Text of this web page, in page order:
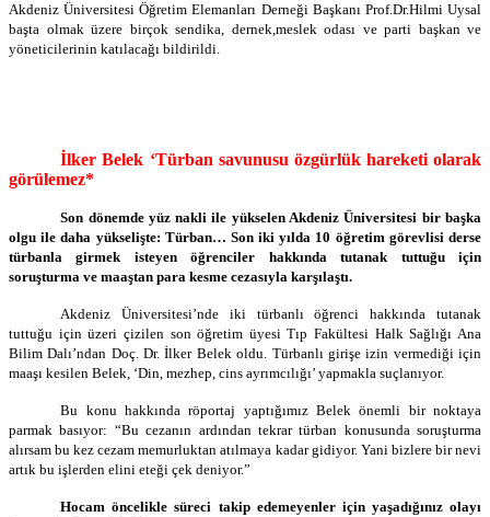
Akdeniz Üniversitesi Öğretim Elemanları Derneği Başkanı Prof.Dr.Hilmi Uysal
başta olmak üzere birçok sendika, dernek,meslek odası ve parti başkan ve
yöneticilerinin katılacağı bildirildi.
İlker Belek ‘Türban savunusu özgürlük hareketi olarak
görülemez*
Son dönemde yüz nakli ile yükselen Akdeniz Üniversitesi bir başka
olgu ile daha yükselişte: Türban… Son iki yılda 10 öğretim görevlisi derse
türbanla girmek isteyen öğrenciler hakkında tutanak tuttuğu için
soruşturma ve maaştan para kesme cezasıyla karşılaştı.
Akdeniz Üniversitesi’nde iki türbanlı öğrenci hakkında tutanak
tuttuğu için üzeri çizilen son öğretim üyesi Tıp Fakültesi Halk Sağlığı Ana
Bilim Dalı’ndan Doç. Dr. İlker Belek oldu. Türbanlı girişe izin vermediği için
maaşı kesilen Belek, ‘Din, mezhep, cins ayrımcılığı’ yapmakla suçlanıyor.
Bu konu hakkında röportaj yaptığımız Belek önemli bir noktaya
parmak basıyor: “Bu cezanın ardından tekrar türban konusunda soruşturma
alırsam bu kez cezam memurluktan atılmaya kadar gidiyor. Yani bizlere bir nevi
artık bu işlerden elini eteği çek deniyor.”
Hocam öncelikle süreci takip edemeyenler için yaşadığınız olayı